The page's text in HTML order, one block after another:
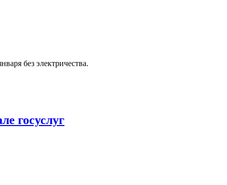
без электричества.
госуслуг